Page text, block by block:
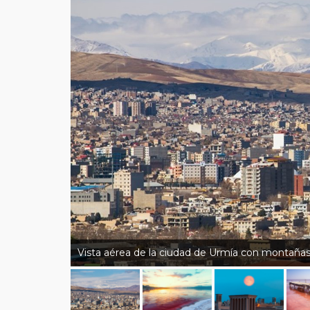
Vista aérea de la ciudad de Urmía con montañas